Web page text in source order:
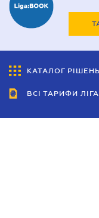
КАТАЛОГ РІШЕНЬ
ВСІ ТАРИФИ